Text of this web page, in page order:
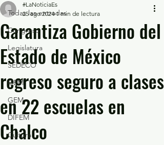
Todas las entradas
Congreso
Legislatura
SEDECO
GEM
GEM
DIFEM
Cultura
Garantiza Gobierno del
Estado de México
regreso seguro a clases
en 22 escuelas en
Chalco
#LaNoticiaEs
25 ago 2024 1 min de lectura